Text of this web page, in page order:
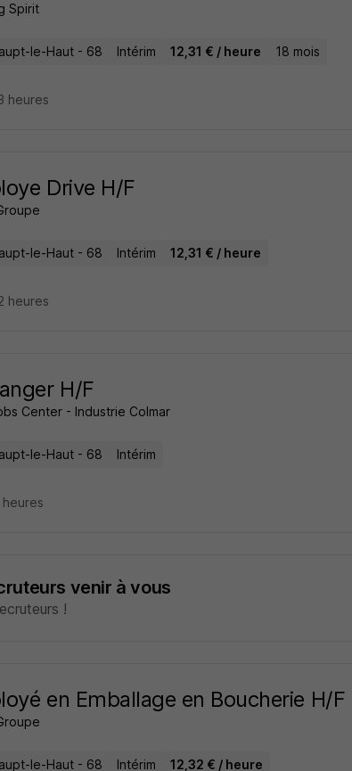
Spirit
le-Haut - 68 Intérim 12,31 € / heure 18 mois
heures
Drive H/F
le-Haut - 68 Intérim 12,31 € / heure
heures
H/F
Center - Industrie Colmar
le-Haut - 68 Intérim
venir à vous
!
en Emballage en Boucherie H/F
le-Haut - 68 Intérim 12,32 € / heure